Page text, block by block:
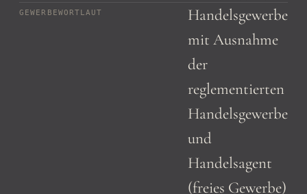
GEWERBEWORTLAUT
Handelsgewerbe
mit Ausnahme
der
reglementierten
Handelsgewerbe
und
Handelsagent
(freies Gewerbe)